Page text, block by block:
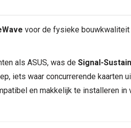
voor de fysieke bouwkwaliteit
als ASUS, was de Signal-
iets waar concurrerende
en makkelijk te installeren